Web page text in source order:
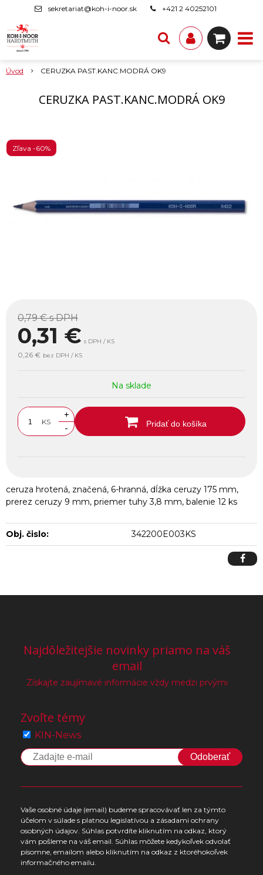
sekretariat@koh-i-noor.sk +421 2 40252101
Úvod CERUZKA PAST.KANC.MODRÁ OK9
CERUZKA PAST.KANC.MODRÁ OK9
Zľava -60%
0,79 €s DPH
0,31 € s DPH / KS
0,26 € bez DPH / KS
Na sklade
KS
+
-
Pridať do košíka
ceruza hrotená, značená, 6-hranná, dĺžka ceruzy 175 mm,
prerez ceruzy 9 mm, priemer tuhy 3,8 mm, balenie 12 ks
Obj. čislo: 342200E003KS
Najdôležitejšie novinky priamo na váš
email
Získajte zaujímavé informácie vždy medzi prvými
Zvoľte témy
KIN-News
Odoberať
Vaše osobné údaje (email) budeme spracovávať len za týmto
účelom v súlade s platnou legislatívou a zásadami ochrany
osobných údajov. Súhlas potvrdíte kliknutím na odkaz, ktorý
vám pošleme na váš email. Súhlas môžete kedykoľvek odvolať
písomne, emailom alebo kliknutím na odkaz z ktoréhokoľvek
informačného emailu.